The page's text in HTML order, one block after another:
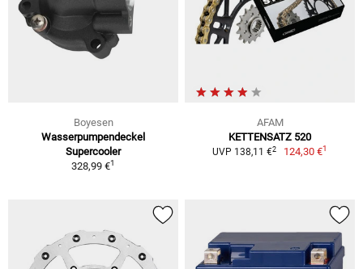
Boyesen
Wasserpumpendeckel
Supercooler
328,99 €1
AFAM
KETTENSATZ 520
UVP 138,11 €2 124,30 €1